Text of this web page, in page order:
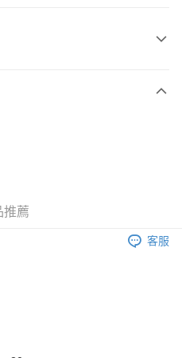
工作天到店，7天內取。逾期後
推薦
客服